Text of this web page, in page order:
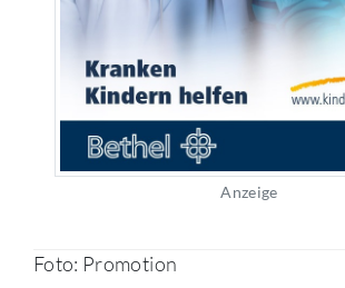
Anzeige
Foto: Promotion